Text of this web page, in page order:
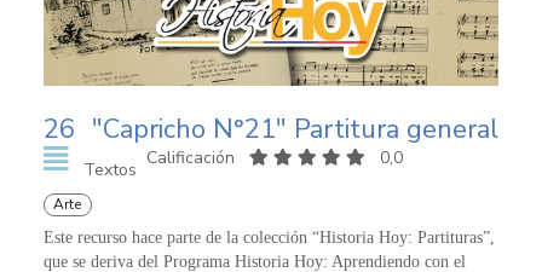
26 "Capricho N°21" Partitura general
Textos
Calificación 0,0
Arte
Este recurso hace parte de la colección “Historia Hoy: Partituras”,
que se deriva del Programa Historia Hoy: Aprendiendo con el